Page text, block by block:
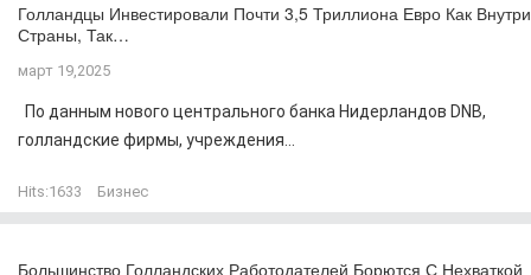
Голландцы Инвестировали Почти 3,5 Триллиона Евро Как Внутри
Страны, Так…
март 19,2025
По данным нового центрального банка Нидерландов DNB,
голландские фирмы, учреждения...
Hits:1633 Бизнес
Большинство Голландских Работодателей Борются С Нехваткой